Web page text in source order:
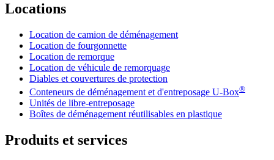
Locations
Location de camion de déménagement
Location de fourgonnette
Location de remorque
Location de véhicule de remorquage
Diables et couvertures de protection
Conteneurs de déménagement et d'entreposage U-Box®
Unités de libre-entreposage
Boîtes de déménagement réutilisables en plastique
Produits et services